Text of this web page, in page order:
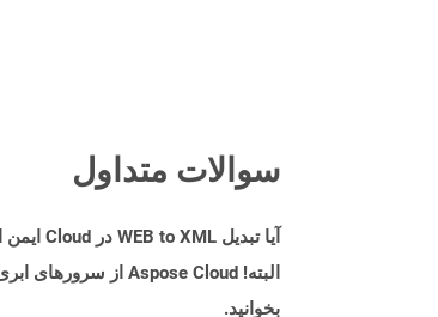
سوالات متداول
آیا تبدیل WEB to XML در Cloud ایمن است؟
بخوانید.